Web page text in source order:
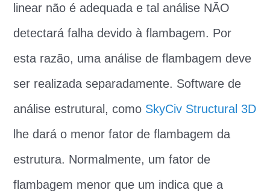
linear não é adequada e tal análise NÃO
detectará falha devido à flambagem. Por
esta razão, uma análise de flambagem deve
ser realizada separadamente. Software de
análise estrutural, como SkyCiv Structural 3D
lhe dará o menor fator de flambagem da
estrutura. Normalmente, um fator de
flambagem menor que um indica que a